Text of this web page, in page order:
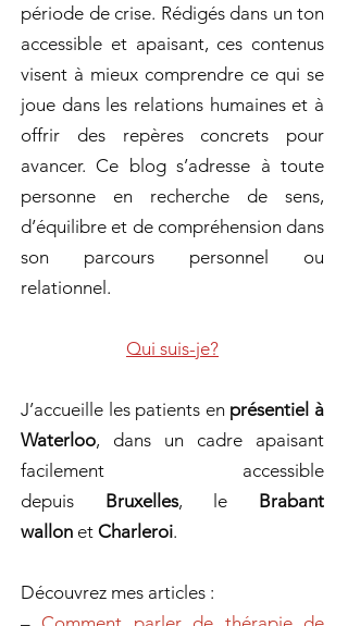
période de crise. Rédigés dans un ton
accessible et apaisant, ces contenus
visent à mieux comprendre ce qui se
joue dans les relations humaines et à
offrir des repères concrets pour
avancer. Ce blog s’adresse à toute
personne en recherche de sens,
d’équilibre et de compréhension dans
son parcours personnel ou
relationnel.
Qui suis-je?
J’accueille les patients en présentiel à
Waterloo, dans un cadre apaisant
facilement accessible
depuis Bruxelles, le Brabant
wallon et Charleroi.
Découvrez mes articles :